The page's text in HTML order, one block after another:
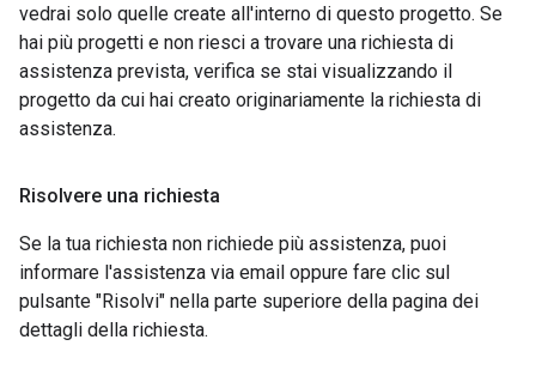
vedrai solo quelle create all'interno di questo progetto. Se
hai più progetti e non riesci a trovare una richiesta di
assistenza prevista, verifica se stai visualizzando il
progetto da cui hai creato originariamente la richiesta di
assistenza.
Risolvere una richiesta
Se la tua richiesta non richiede più assistenza, puoi
informare l'assistenza via email oppure fare clic sul
pulsante "Risolvi" nella parte superiore della pagina dei
dettagli della richiesta.